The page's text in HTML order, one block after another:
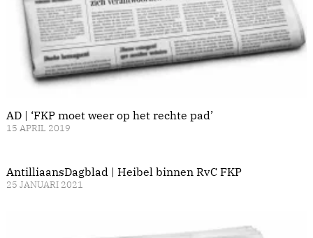
AD | ‘FKP moet weer op het rechte pad’
15 APRIL 2019
AntilliaansDagblad | Heibel binnen RvC FKP
25 JANUARI 2021